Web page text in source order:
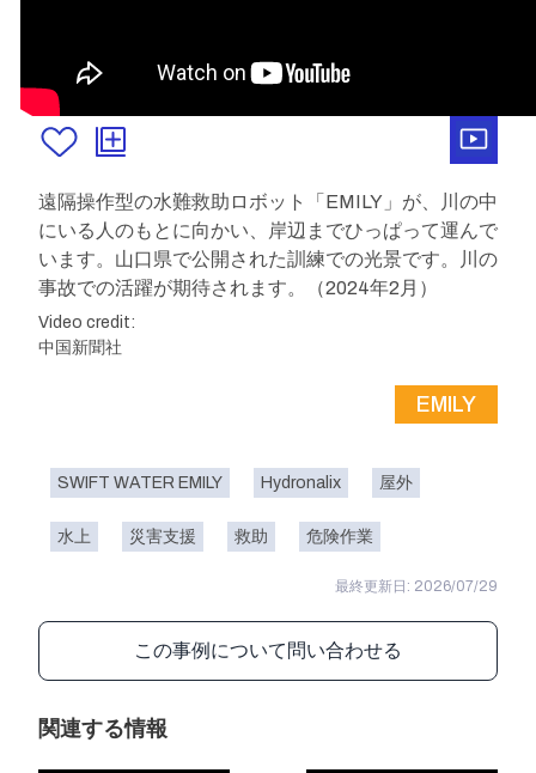
遠隔操作型の水難救助ロボット「EMILY」が、川の中
にいる人のもとに向かい、岸辺までひっぱって運んで
います。山口県で公開された訓練での光景です。川の
事故での活躍が期待されます。（2024年2月）
Video credit:
中国新聞社
EMILY
SWIFT WATER EMILY Hydronalix 屋外
水上 災害支援 救助 危険作業
最終更新日: 2026/07/29
この事例について問い合わせる
関連する情報